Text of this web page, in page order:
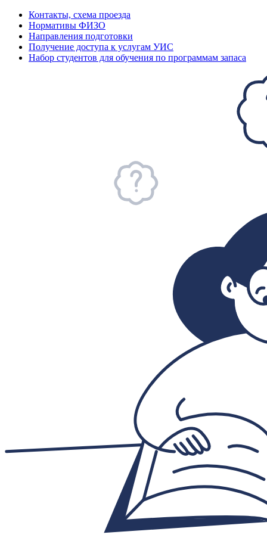
Контакты, схема проезда
Нормативы ФИЗО
Направления подготовки
Получение доступа к услугам УИС
Набор студентов для обучения по программам запаса